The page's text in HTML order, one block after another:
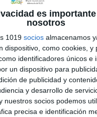
es
nosotros
1019 socios almacenamos
dispositivo, como cookies, y
identificadores únicos e
un dispositivo para
de publicidad y
y desarrollo de
nuestros socios podemos
precisa e identificación
2024by María 1